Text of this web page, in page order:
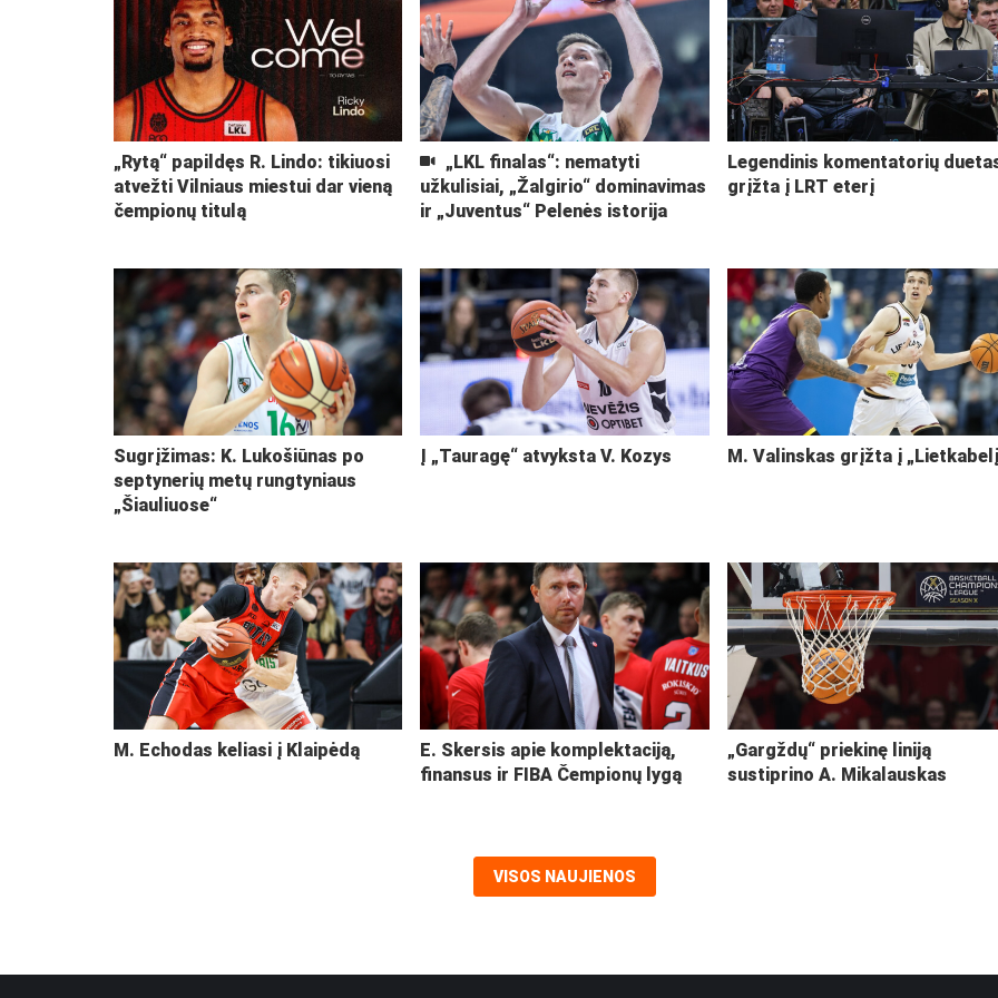
„Rytą“ papildęs R. Lindo: tikiuosi
atvežti Vilniaus miestui dar vieną
čempionų titulą
„LKL finalas“: nematyti
užkulisiai, „Žalgirio“ dominavimas
ir „Juventus“ Pelenės istorija
Legendinis komentatorių
grįžta į LRT eterį
Sugrįžimas: K. Lukošiūnas po
septynerių metų rungtyniaus
„Šiauliuose“
Į „Tauragę“ atvyksta V. Kozys M. Valinskas grįžta į
M. Echodas keliasi į Klaipėdą
E. Skersis apie komplektaciją,
finansus ir FIBA Čempionų lygą
„Gargždų“ priekinę liniją
sustiprino A. Mikalauskas
VISOS NAUJIENOS